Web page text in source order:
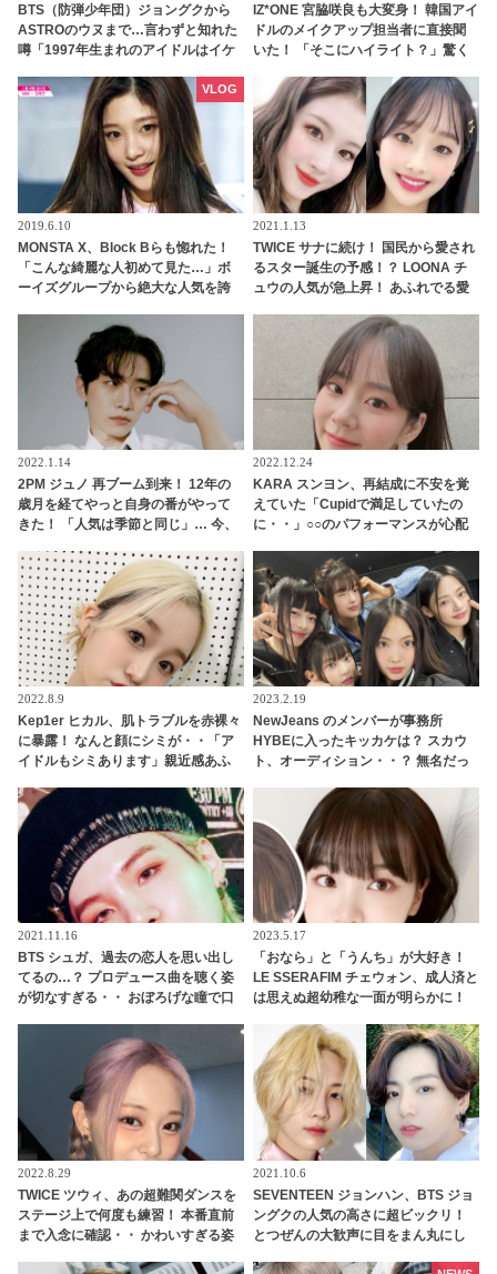
BTS（防弾少年団）ジョングクから
ASTROのウヌまで…言わずと知れた
噂「1997年生まれのアイドルはイケ
IZ*ONE 宮脇咲良も大変身！ 韓国アイ
ドルのメイクアップ担当者に直接聞
いた！ 「そこにハイライト？」驚く
2019.6.10
MONSTA X、Block Bらも惚れた！
「こんな綺麗な人初めて見た…」ボ
ーイズグループから絶大な人気を誇
VLOG
2021.1.13
TWICE サナに続け！ 国民から愛され
るスター誕生の予感！？ LOONA チ
ュウの人気が急上昇！ あふれでる愛
2022.1.14
2PM ジュノ 再ブーム到来！ 12年の
歳月を経てやっと自身の番がやって
きた！ 「人気は季節と同じ」… 今、
とは？
2022.12.24
KARA スンヨン、再結成に不安を覚
えていた「Cupidで満足していたの
に・・」○○のパフォーマンスが心配
プライドが感じられる発言はさすが
の一言
2022.8.9
Kep1er ヒカル、肌トラブルを赤裸々
に暴露！ なんと顔にシミが・・「ア
イドルもシミあります」親近感あふ
2023.2.19
NewJeans のメンバーが事務所
HYBEに入ったキッカケは？ スカウ
ト、オーディション・・？ 無名だっ
質を見いだされたのか、その経緯が
明らかに
2021.11.16
BTS シュガ、過去の恋人を思い出し
てるの…？ プロデュース曲を聴く姿
が切なすぎる・・ おぼろげな瞳で口
2023.5.17
「おなら」と「うんち」が大好き！
LE SSERAFIM チェウォン、成人済と
は思えぬ超幼稚な一面が明らかに！
上がり・・ 衝撃的なシーンに爆笑
2022.8.29
TWICE ツウィ、あの超難関ダンスを
ステージ上で何度も練習！ 本番直前
まで入念に確認・・ かわいすぎる姿
2021.10.6
SEVENTEEN ジョンハン、BTS ジョ
ングクの人気の高さに超ビックリ！
とつぜんの大歓声に目をまん丸にし